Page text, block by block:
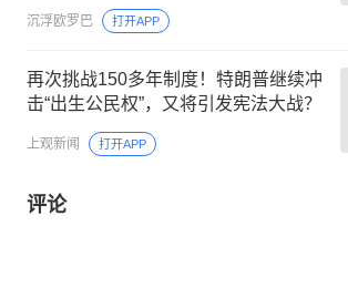
沉浮欧罗巴 打开APP
再次挑战150多年制度！特朗普继续冲
击“出生公民权”，又将引发宪法大战？
上观新闻 打开APP
评论